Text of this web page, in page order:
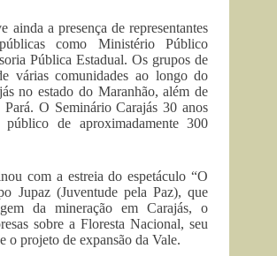
ainda a presença de representantes
como Ministério Público
Pública Estadual. Os grupos de
várias comunidades ao longo do
no estado do Maranhão, além de
Pará. O Seminário Carajás 30 anos
de aproximadamente 300
com a estreia do espetáculo “O
Jupaz (Juventude pela Paz), que
da mineração em Carajás, o
sobre a Floresta Nacional, seu
o projeto de expansão da Vale.